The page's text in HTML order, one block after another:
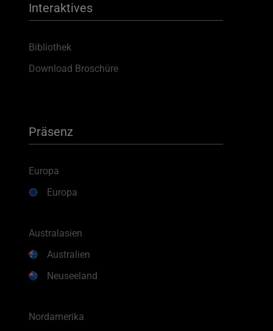
Interaktives
Bibliothek
Download Broschüre
Präsenz
Europa
Europa
Australasien
Australien
Neuseeland
Nordamerika